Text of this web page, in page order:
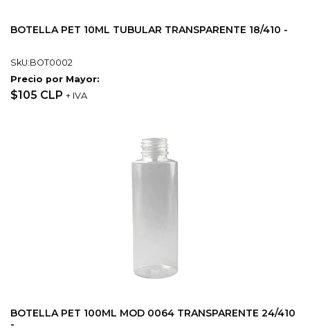
BOTELLA PET 10ML TUBULAR TRANSPARENTE 18/410 -
SkU:BOT0002
Precio por Mayor:
$105 CLP + IVA
BOTELLA PET 100ML MOD 0064 TRANSPARENTE 24/410
-